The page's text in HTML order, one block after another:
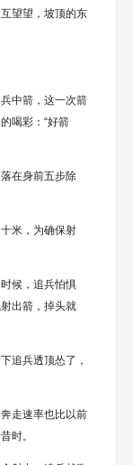
望望，坡顶的东
中箭，这一次箭
喝彩：“好箭
在身前五步除
米，为确保射
候，追兵怕惧
出箭，掉头就
追兵透顶怂了，
走速率也比以前
时。